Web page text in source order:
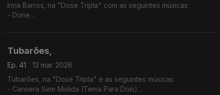
Irina Barros, na "Dose Tripla" com as seguintes músicas:
- Done
Tubarões,
Ep. 41
13 mar. 2026
Tubarões, na "Dose Tripla" e as seguintes músicas:
- Cansera Sem Midida (Tema Para Dois)